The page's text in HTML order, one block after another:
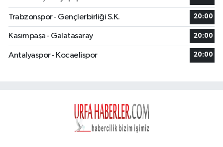
Trabzonspor - Gençlerbirliği S.K. 20:00
Kasımpaşa - Galatasaray 20:00
Antalyaspor - Kocaelispor 20:00